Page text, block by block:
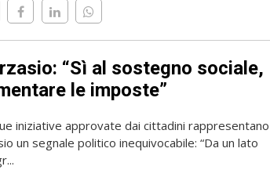
“Sì al sostegno sociale,
le imposte”
iniziative approvate dai cittadini rappresentano
un segnale politico inequivocabile: “Da un lato